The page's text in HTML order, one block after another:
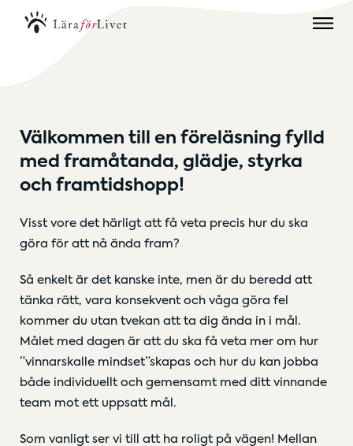
Välkommen till en föreläsning fylld
med framåtanda, glädje, styrka
och framtidshopp!
Visst vore det härligt att få veta precis hur du ska
göra för att nå ända fram?
Så enkelt är det kanske inte, men är du beredd att
tänka rätt, vara konsekvent och våga göra fel
kommer du utan tvekan att ta dig ända in i mål.
Målet med dagen är att du ska få veta mer om hur
”vinnarskalle mindset”skapas och hur du kan jobba
både individuellt och gemensamt med ditt vinnande
team mot ett uppsatt mål.
Som vanligt ser vi till att ha roligt på vägen! Mellan